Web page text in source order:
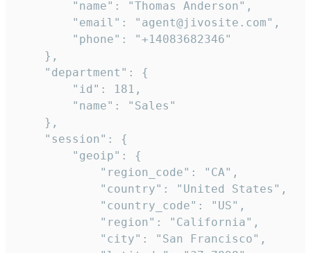
        "name": "Thomas Anderson",
        "email": "agent@jivosite.com",
        "phone": "+14083682346"
    },
    "department": {
        "id": 181,
        "name": "Sales"
    },
    "session": {
        "geoip": {
            "region_code": "CA",
            "country": "United States",
            "country_code": "US",
            "region": "California",
            "city": "San Francisco",